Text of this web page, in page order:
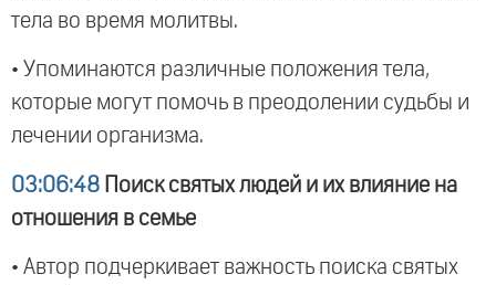
тела во время молитвы.
• Упоминаются различные положения тела,
которые могут помочь в преодолении судьбы и
лечении организма.
03:06:48 Поиск святых людей и их влияние на
отношения в семье
• Автор подчеркивает важность поиска святых